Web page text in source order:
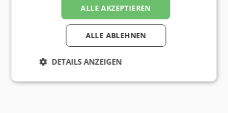
ALLE AKZEPTIEREN
ALLE ABLEHNEN
DETAILS ANZEIGEN